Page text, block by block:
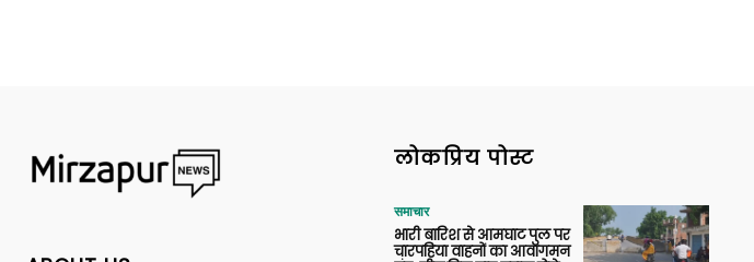
लोकप्रिय पोस्ट
समाचार
भारी बारिश से आमघाट पुल पर
चारपहिया वाहनों का आवागमन